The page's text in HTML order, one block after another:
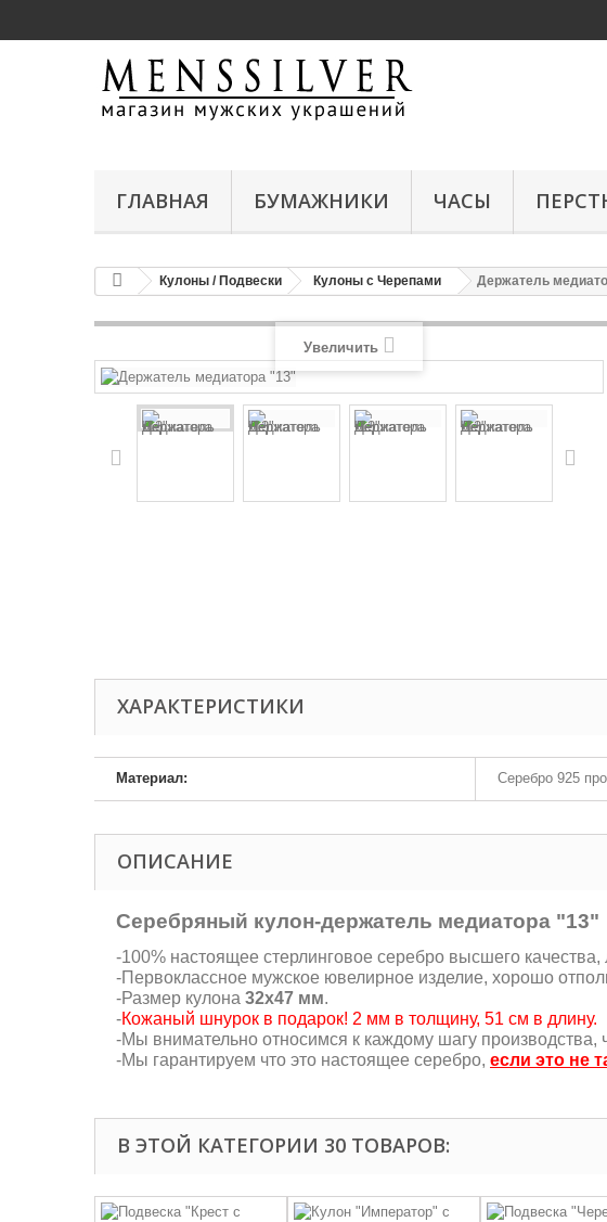
ГЛАВНАЯ БУМАЖНИКИ ЧАСЫ
Кулоны / Подвески Кулоны с Черепами Держатель
Увеличить
ХАРАКТЕРИСТИКИ
Материал: Серебро 925
ОПИСАНИЕ
Серебряный кулон-держатель медиатора "13"
-100% настоящее стерлинговое серебро высшего
-Первоклассное мужское ювелирное изделие, хорошо
-Размер кулона 32х47 мм.
-Кожаный шнурок в подарок! 2 мм в толщину, 51 см в длину.
-Мы внимательно относимся к каждому шагу производства,
-Мы гарантируем что это настоящее серебро, если это не
В ЭТОЙ КАТЕГОРИИ 30 ТОВАРОВ: